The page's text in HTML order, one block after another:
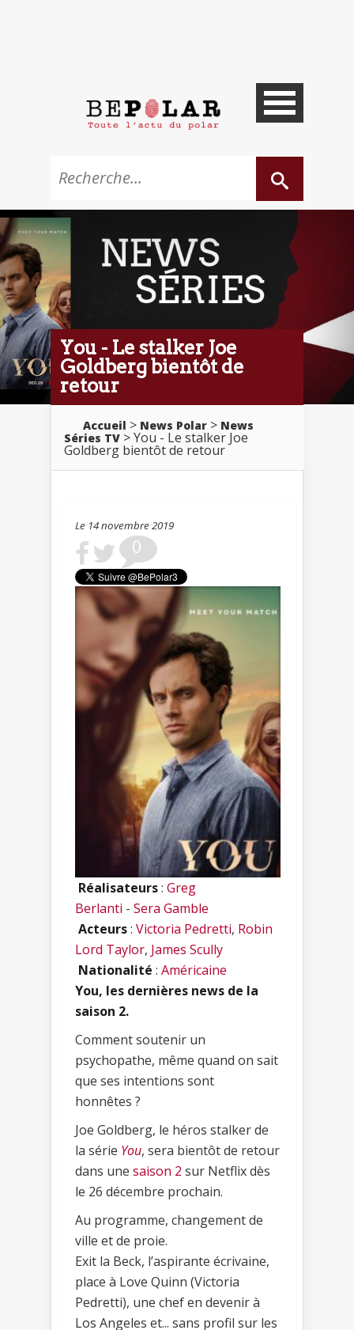
You - Le stalker Joe
Goldberg bientôt de
retour
Accueil > News Polar > News
Séries TV > You - Le stalker Joe
Goldberg bientôt de retour
Le 14 novembre 2019
0
Réalisateurs: Greg
Berlanti - Sera Gamble
Acteurs: Victoria Pedretti, Robin
Lord Taylor, James Scully
Nationalité : Américaine
You, les dernières news de la
saison 2.
Comment soutenir un
psychopathe, même quand on sait
que ses intentions sont
honnêtes ?
Joe Goldberg, le héros stalker de
la série You, sera bientôt de retour
dans une saison 2 sur Netflix dès
le 26 décembre prochain.
Au programme, changement de
ville et de proie.
Exit la Beck, l’aspirante écrivaine,
place à Love Quinn (Victoria
Pedretti), une chef en devenir à
Los Angeles et... sans profil sur les